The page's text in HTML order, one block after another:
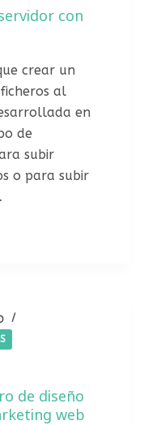
con
crear un
al
en
de
subir
o para subir
de diseño
web